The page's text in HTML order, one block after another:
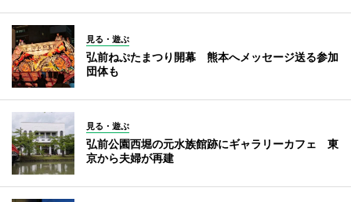
見る・遊ぶ
弘前ねぷたまつり開幕 熊本へメッセージ送る参加
団体も
見る・遊ぶ
弘前公園西堀の元水族館跡にギャラリーカフェ 東
京から夫婦が再建